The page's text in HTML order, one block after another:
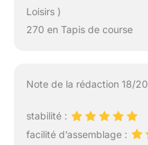
Loisirs )
270 en Tapis de course
Note de la rédaction 18/20
stabilité :
facilité d’assemblage :